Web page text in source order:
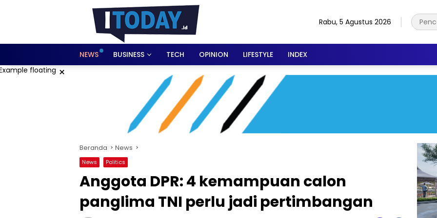
Rabu, 5 Agustus 2026
NEWS BUSINESS TECH OPINION LIFESTYLE INDEX
×
Beranda News
News Politics
Anggota DPR: 4 kemampuan calon
panglima TNI perlu jadi pertimbangan